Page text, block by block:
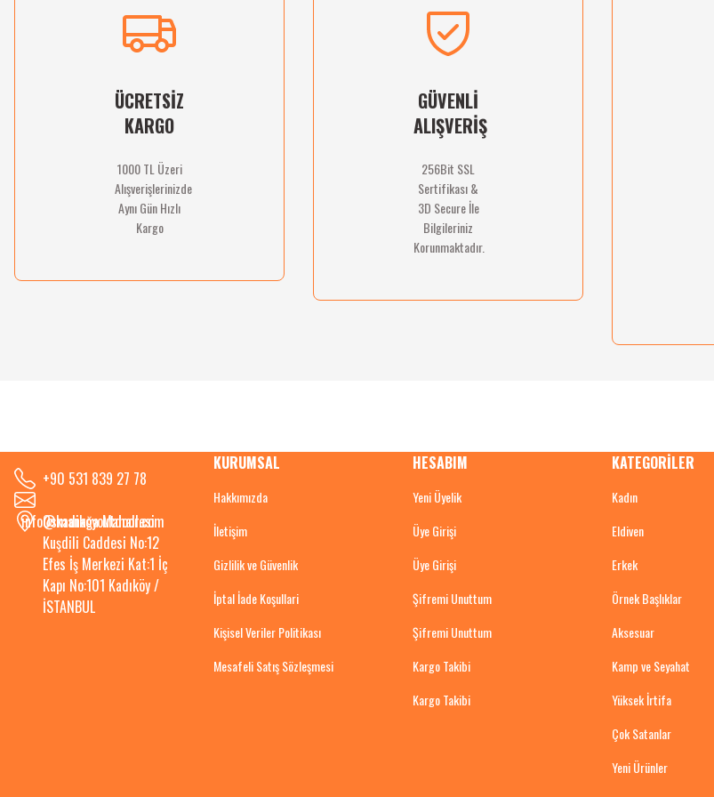
Ürün bilgilerinde hatalar bulunuyor.
ÜCRETSİZ
KARGO
1000 TL Üzeri
Alışverişlerinizde
Aynı Gün Hızlı
Kargo
GÜVENLİ
ALIŞVERİŞ
256Bit SSL
Sertifikası &
3D Secure İle
Bilgileriniz
Korunmaktadır.
+90 531 839 27 78
info@kadikoyoutdoor.com
Osmanağa Mahallesi
Kuşdili Caddesi No:12
Efes İş Merkezi Kat:1 İç
Kapı No:101 Kadıköy /
İSTANBUL
KURUMSAL
Hakkımızda
İletişim
Gizlilik ve Güvenlik
İptal İade Koşullari
Kişisel Veriler Politikası
Mesafeli Satış Sözleşmesi
HESABIM
Yeni Üyelik
Üye Girişi
Üye Girişi
Şifremi Unuttum
Şifremi Unuttum
Kargo Takibi
Kargo Takibi
KATEGORİLER
Kadın
Eldiven
Erkek
Örnek Başlıklar
Aksesuar
Kamp ve Seyahat
Yüksek İrtifa
Çok Satanlar
Yeni Ürünler